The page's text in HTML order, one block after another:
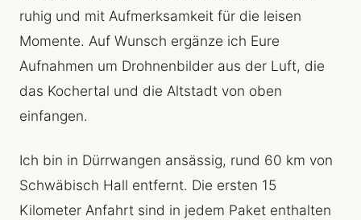
ruhig und mit Aufmerksamkeit für die leisen
Momente. Auf Wunsch ergänze ich Eure
Aufnahmen um Drohnenbilder aus der Luft, die
das Kochertal und die Altstadt von oben
einfangen.
Ich bin in Dürrwangen ansässig, rund 60 km von
Schwäbisch Hall entfernt. Die ersten 15
Kilometer Anfahrt sind in jedem Paket enthalten